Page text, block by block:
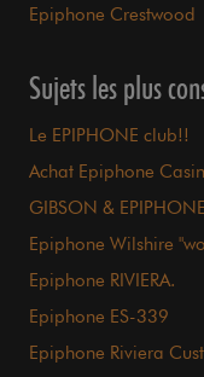
Epiphone Crestwood
Sujets les plus
Le EPIPHONE club!!
Achat Epiphone
GIBSON &
Epiphone Wilshire
Epiphone RIVIERA.
Epiphone ES-339
Epiphone Riviera